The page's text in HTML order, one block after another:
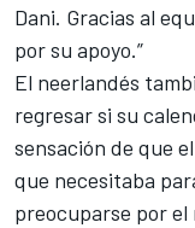
Dani. Gracias al
por su apoyo.”
El neerlandés
regresar si su
sensación de que
que necesitaba
preocuparse por